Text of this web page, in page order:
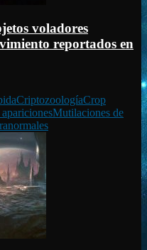
voladores
reportados en
CriptozoologíaCrop
Mutilaciones de